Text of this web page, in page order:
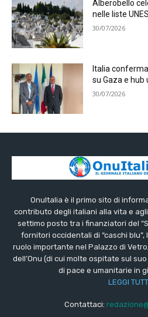
Alberobello
nelle liste
30/07/2026
Italia
su Gaza e hub
30/07/2026
OnuItalia è il primo sito di
contributo degli italiani alla vita e
settimo posto tra i finanziatori del
fornitori occidentali di “caschi blu”,
ruolo importante nel Palazzo di
dell’Onu (di cui molte ospitate sul
di pace e umanitarie in
LEGGI
Contattaci: